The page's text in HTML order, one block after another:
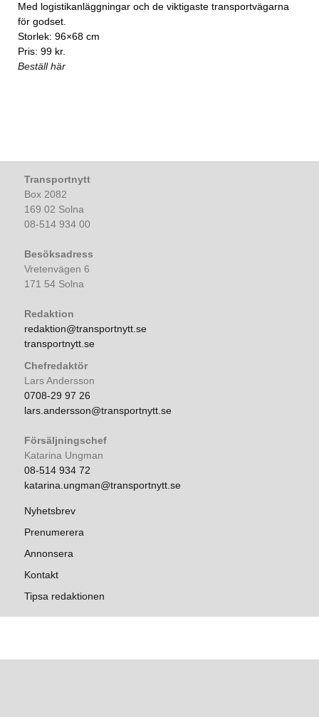
Med logistikanläggningar och de viktigaste transportvägarna
för godset.
Storlek: 96×68 cm
Pris: 99 kr.
Beställ här
Transportnytt
Box 2082
169 02 Solna
08-514 934 00
Besöksadress
Vretenvägen 6
171 54 Solna
Redaktion
redaktion@transportnytt.se
transportnytt.se
Chefredaktör
Lars Andersson
0708-29 97 26
lars.andersson@transportnytt.se
Försäljningschef
Katarina Ungman
08-514 934 72
katarina.ungman@transportnytt.se
Nyhetsbrev
Prenumerera
Annonsera
Kontakt
Tipsa redaktionen